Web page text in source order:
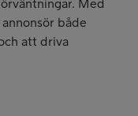
Med
både
att driva